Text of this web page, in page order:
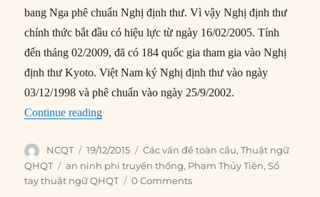
bang Nga phê chuẩn Nghị định thư. Vì vậy Nghị định thư
chính thức bắt đầu có hiệu lực từ ngày 16/02/2005. Tính
đến tháng 02/2009, đã có 184 quốc gia tham gia vào Nghị
định thư Kyoto. Việt Nam ký Nghị định thư vào ngày
03/12/1998 và phê chuẩn vào ngày 25/9/2002.
Continue reading“Nghị định thư Kyoto (Kyoto Protocol)”
Author
NCQT
Posted
on
19/12/2015 Categories
Các vấn đề toàn cầu,Thuật ngữ
QHQT
Tags
an ninh phi truyền thống, Phạm Thủy Tiên,Sổ
tay thuật ngữ QHQT
0 Comments